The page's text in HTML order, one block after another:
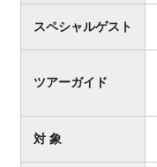
スペシャルゲスト
ツアーガイド
対 象